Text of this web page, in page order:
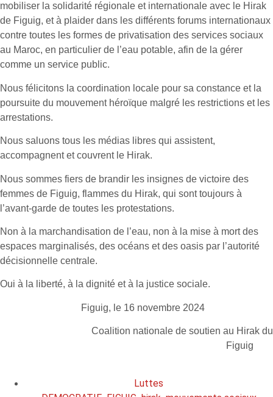
mobiliser la solidarité régionale et internationale avec le Hirak
de Figuig, et à plaider dans les différents forums internationaux
contre toutes les formes de privatisation des services sociaux
au Maroc, en particulier de l’eau potable, afin de la gérer
comme un service public.
Nous félicitons la coordination locale pour sa constance et la
poursuite du mouvement héroïque malgré les restrictions et les
arrestations.
Nous saluons tous les médias libres qui assistent,
accompagnent et couvrent le Hirak.
Nous sommes fiers de brandir les insignes de victoire des
femmes de Figuig, flammes du Hirak, qui sont toujours à
l’avant-garde de toutes les protestations.
Non à la marchandisation de l’eau, non à la mise à mort des
espaces marginalisés, des océans et des oasis par l’autorité
décisionnelle centrale.
Oui à la liberté, à la dignité et à la justice sociale.
Figuig, le 16 novembre 2024
Coalition nationale de soutien au Hirak du
Figuig
Luttes